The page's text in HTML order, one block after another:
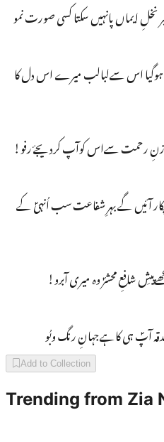
ایماں پانہیں سکتا کسی صورت نمو
ہوگیا اس سےلبالب میرے اس دل کا
سوزنِ رحمت سےاس کوآپ کردیجۓ رفو!
آئیں گے بہرِ شفاعت سب اُنہیؐ کے
شافعِ محشرؐ وہ میری آبرو!
آپؐ ہی کاہےجہانِ رنگ وبُو
Add to Collection
Trending from Zia